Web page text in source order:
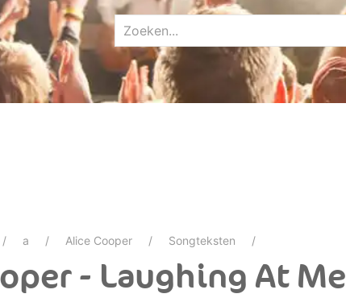
a Alice Cooper Songteksten
- Laughing At Me